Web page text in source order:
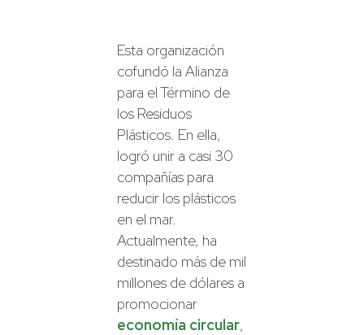
Esta organización
cofundó la Alianza
para el Término de
los Residuos
Plásticos. En ella,
logró unir a casi 30
compañías para
reducir los plásticos
en el mar.
Actualmente, ha
destinado más de mil
millones de dólares a
promocionar
economía circular,